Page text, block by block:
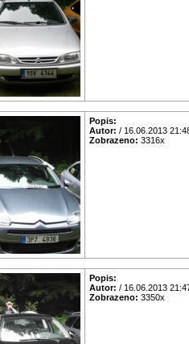
Popis:
Autor: / 16.06.2013
Zobrazeno: 3316x
Popis:
Autor: / 16.06.2013
Zobrazeno: 3350x